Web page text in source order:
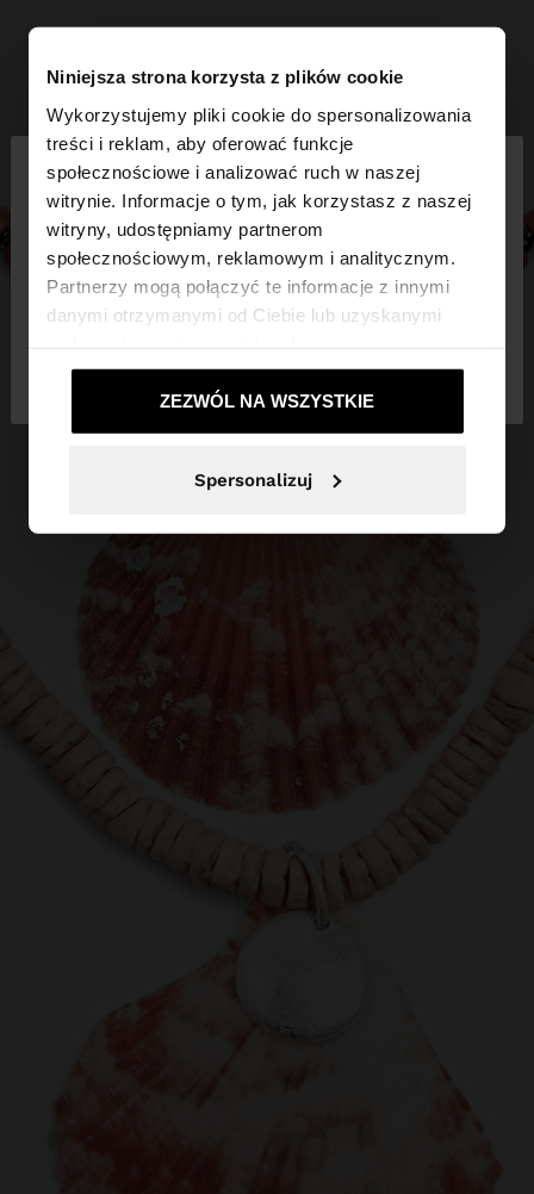
Niniejsza strona korzysta z plików cookie
Wykorzystujemy pliki cookie do spersonalizowania
treści i reklam, aby oferować funkcje
społecznościowe i analizować ruch w naszej
witrynie. Informacje o tym, jak korzystasz z naszej
witryny, udostępniamy partnerom
społecznościowym, reklamowym i analitycznym.
Partnerzy mogą połączyć te informacje z innymi
danymi otrzymanymi od Ciebie lub uzyskanymi
ZEZWÓL NA WSZYSTKIE
Spersonalizuj
witaj
Odwiedzasz stronę z Polska. Czy chcesz
przeglądać naszą stronę United States?